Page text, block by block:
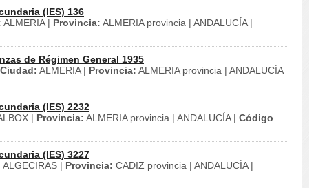
(IES) 136
ALMERIA | Provincia: ALMERIA provincia | ANDALUCÍA |
de Régimen General 1935
Ciudad: ALMERIA | Provincia: ALMERIA provincia | ANDALUCÍA
(IES) 2232
| Provincia: ALMERIA provincia | ANDALUCÍA | Código
(IES) 3227
ALGECIRAS | Provincia: CADIZ provincia | ANDALUCÍA |